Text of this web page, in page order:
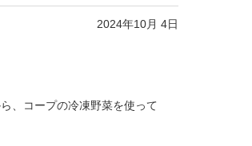
2024年10月 4日
、コープの冷凍野菜を使って